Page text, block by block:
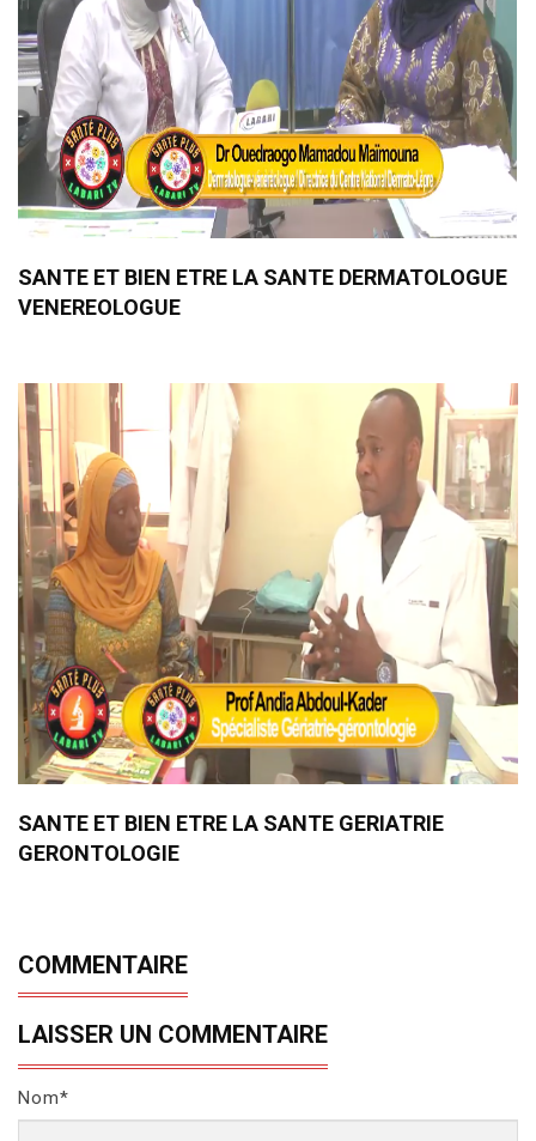
SANTE ET BIEN ETRE LA SANTE DERMATOLOGUE
VENEREOLOGUE
SANTE ET BIEN ETRE LA SANTE GERIATRIE
GERONTOLOGIE
COMMENTAIRE
LAISSER UN COMMENTAIRE
Nom*